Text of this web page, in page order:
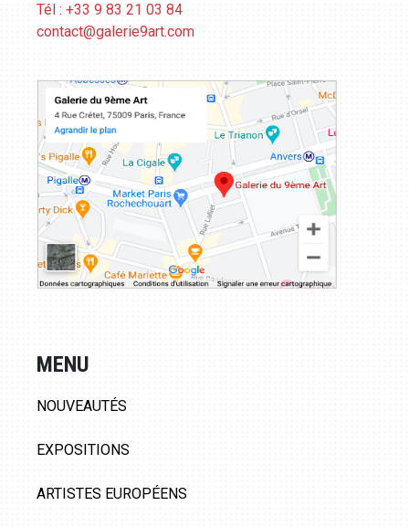
Tél : +33 9 83 21 03 84
contact@galerie9art.com
MENU
NOUVEAUTÉS
EXPOSITIONS
ARTISTES EUROPÉENS